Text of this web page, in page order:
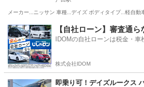
メーカー...ニッサン 車種...デイズ ボディタイプ...軽自
愛知 名古屋市 戸田駅 デイズ ハイウ
【自社ローン】審査通ら
IDOMの自社ローンは税金・
株式会社IDOM
即乗り可！デイズルークス